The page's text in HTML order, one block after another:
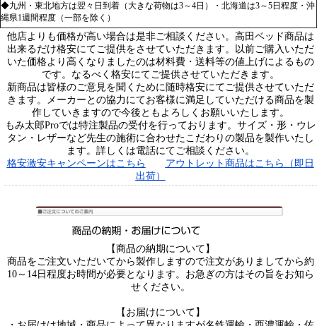
◆九州・東北地方は翌々日到着（大きな荷物は3～4日）・北海道は3～5日程度・沖
縄県1週間程度（一部を除く）
他店よりも価格が高い場合は是非ご相談ください。高田ベッド商品は
出来るだけ格安にてご提供をさせていただきます。以前ご購入いただ
いた価格より高くなりましたのは材料費・送料等の値上げによるもの
です。なるべく格安にてご提供させていただきます。
新商品は皆様のご意見を聞くために随時格安にてご提供させていただ
きます。メーカーとの協力にてお客様に満足していただける商品を製
作していきますので今後ともよろしくお願いいたします。
もみ太郎Proでは特注製品の受付を行っております。サイズ・形・ウレ
タン・レザーなど先生の施術に合わせたこだわりの製品を製作いたし
ます。詳しくは電話にてご相談ください。
格安激安キャンペーンはこちら
アウトレット商品はこちら（即日
出荷）
【商品の納期について】
商品をご注文いただいてから製作しますので注文がありましてから約
10～14日程度お時間が必要となります。お急ぎの方はその旨をお知ら
せください。
【お届けについて】